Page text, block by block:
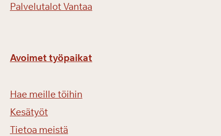
Palvelutalot Vantaa
Avoimet työpaikat
Hae meille töihin
Kesätyöt
Tietoa meistä